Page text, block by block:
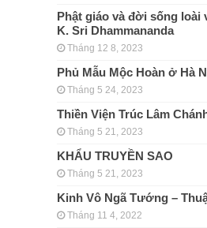
Phật giáo và đời sống loài
K. Sri Dhammananda
Tháng 12 8, 2023
Phủ Mẫu Mộc Hoàn ở Hà
Tháng 5 24, 2023
Thiền Viện Trúc Lâm
Tháng 5 21, 2023
KHẨU TRUYỀN SAO
Tháng 5 21, 2023
Kinh Vô Ngã Tướng –
Tháng 11 4, 2022